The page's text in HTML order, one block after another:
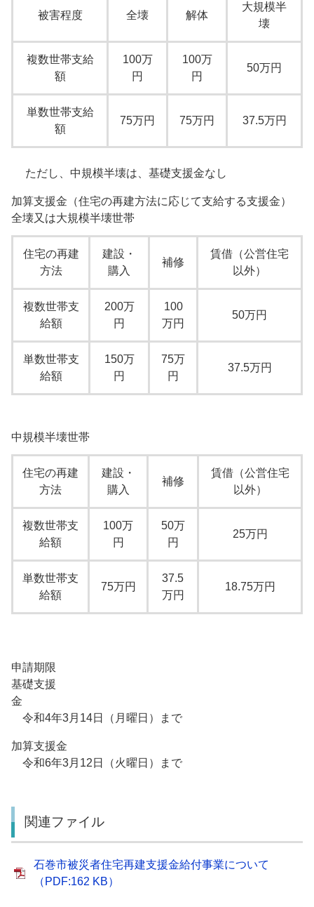
被害程度 全壊 解体
大規模半
壊
複数世帯支給
額
100万
円
100万
円
50万円
単数世帯支給
額
75万円 75万円 37.5万円
ただし、中規模半壊は、基礎支援金なし
加算支援金（住宅の再建方法に応じて支給する支援金）
全壊又は大規模半壊世帯
住宅の再建
方法
建設・
購入
補修
賃借（公営住宅
以外）
複数世帯支
給額
200万
円
100
万円
50万円
単数世帯支
給額
150万
円
75万
円
37.5万円
中規模半壊世帯
住宅の再建
方法
建設・
購入
補修
賃借（公営住宅
以外）
複数世帯支
給額
100万
円
50万
円
25万円
単数世帯支
給額
75万円
37.5
万円
18.75万円
申請期限
基礎支援
令和4年3月14日（月曜日）まで
加算支援金
令和6年3月12日（火曜日）まで
関連ファイル
石巻市被災者住宅再建支援金給付事業について
（PDF:162 KB）